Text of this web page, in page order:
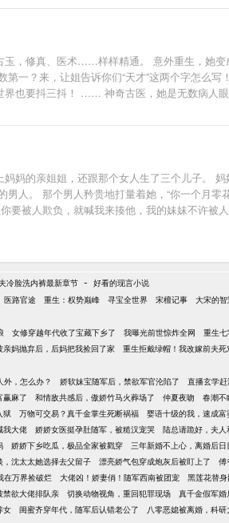
，修真、医术……样样精通。 意外重生，她
？来，让姐告诉你们“天才”这两个字怎么
也要抖三抖！ …… 神奇古医，她是无数病人
敢惹的国民千金！】 一手掌生死，一手控
：那你这么晚出去？ 某男：家规森严。 老
妈的亲姐姐，还跟那个女人生了三个儿子。
人。 那个男人矜贵地打量着她，“你一个月
被人欺负，就喊我来揍他，我的妹妹不许被
告别，一群男人却齐齐黑了脸，将她强势搂在
冷脸洗内裤最新章节 - 好看的现言小说
医路官途 重生：权势巅峰 寻宝全世界 宋檀记事 大宋的
女修穿越年代收了宝藏下乡了 我曝光前世惊炸全网 重生
亲妈抛弃后，后妈把我捡回了家 重生拒戴绿帽！我改嫁前夫死
外，怎么办？ 娇软妹宝随军后，禁欲军官沦陷了 直播玄学
赢麻了 和情敌共感后，傲娇竹马火葬场了 仲夏夜吻 春潮不
狱 万物可交易？真千金掌生死断祸福 婴语十级的我，速成富
我大佬 娇娇女医挺孕肚随军，被糙汉宠哭 陆总请跪好，夫人
娇娇下乡吃瓜，极品全家被戳穿 三年新婚不上心，离婚后日
，沈太太她选择去父留子 漂亮娇气包穿成炮灰后被盯上了 傅
在万界捡破烂 大佬凶！娇妻俏！随军西南被团宠 黑莲花替
禁欲大佬排队亲 切换动物视角，重回犯罪现场 真千金假军
女 闺蜜齐穿年代，随军后认错老公了 八零恶媳被离婚，科研